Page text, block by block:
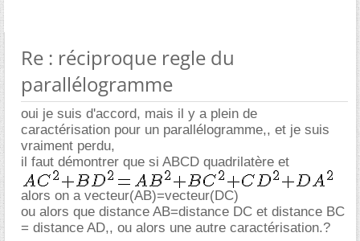
Re : réciproque regle du
parallélogramme
oui je suis d'accord, mais il y a plein de
caractérisation pour un parallélogramme,, et je suis
vraiment perdu,
il faut démontrer que si ABCD quadrilatère et
alors on a vecteur(AB)=vecteur(DC)
ou alors que distance AB=distance DC et distance BC
= distance AD,, ou alors une autre caractérisation.?